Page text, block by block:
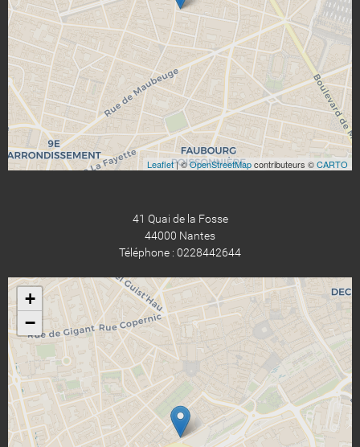
Leaflet| ©OpenStreetMapcontributeurs ©CARTO
41 Quai de la Fosse
44000 Nantes
Téléphone : 0228442644
+
−